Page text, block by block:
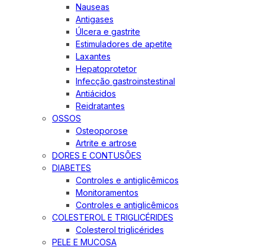
Nauseas
Antigases
Úlcera e gastrite
Estimuladores de apetite
Laxantes
Hepatoprotetor
Infecção gastroinstestinal
Antiácidos
Reidratantes
OSSOS
Osteoporose
Artrite e artrose
DORES E CONTUSÕES
DIABETES
Controles e antiglicêmicos
Monitoramentos
Controles e antiglicêmicos
COLESTEROL E TRIGLICÉRIDES
Colesterol triglicérides
PELE E MUCOSA